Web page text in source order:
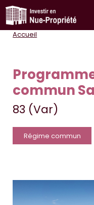
Accueil
commun
83 (Var)
Régime commun